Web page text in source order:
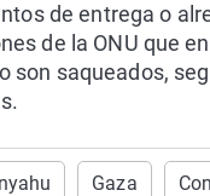
de entrega o
de la ONU que
son saqueados,
Gaza